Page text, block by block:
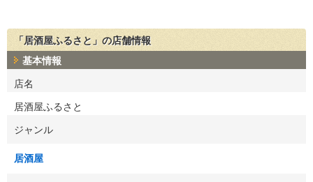
「居酒屋ふるさと」の店舗情報
基本情報
店名
居酒屋ふるさと
ジャンル
居酒屋